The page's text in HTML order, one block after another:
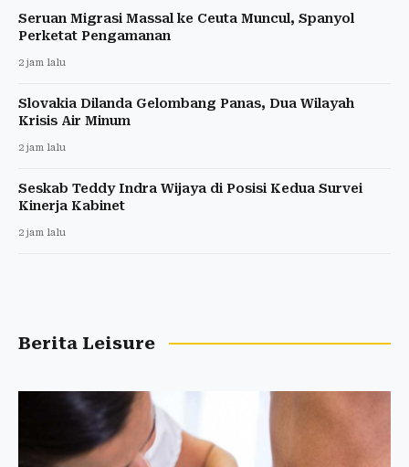
Seruan Migrasi Massal ke Ceuta Muncul, Spanyol
Perketat Pengamanan
2 jam lalu
Slovakia Dilanda Gelombang Panas, Dua Wilayah
Krisis Air Minum
2 jam lalu
Seskab Teddy Indra Wijaya di Posisi Kedua Survei
Kinerja Kabinet
2 jam lalu
Berita Leisure